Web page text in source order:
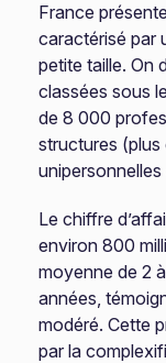
France
caractérisé par
petite taille. On
classées sous
de 8 000
structures
Le chiffre
environ 800
moyenne de 2
années,
modéré. Cette
par la